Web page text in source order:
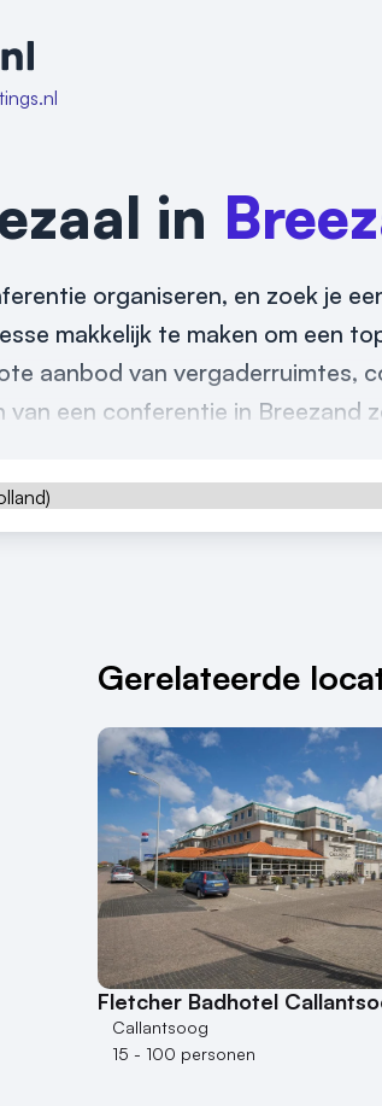
in
organiseren, en zoek je
makkelijk te maken om een
aanbod van vergaderruimtes,
een conferentie in Breezand
Gerelateerde
Fletcher Badhotel
Callantsoog
15 - 100 personen